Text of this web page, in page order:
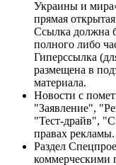
Украины и
прямая
Ссылка должна
полного либо
Гиперссылка
размещена в
материала.
Новости с
"Заявление",
"Тест-драйв",
правах рекламы.
Раздел
коммерческими